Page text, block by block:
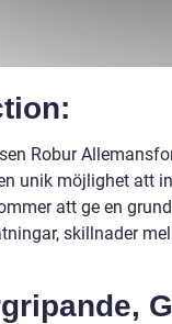
Robur
unik möjlighet att
att ge en
skillnader